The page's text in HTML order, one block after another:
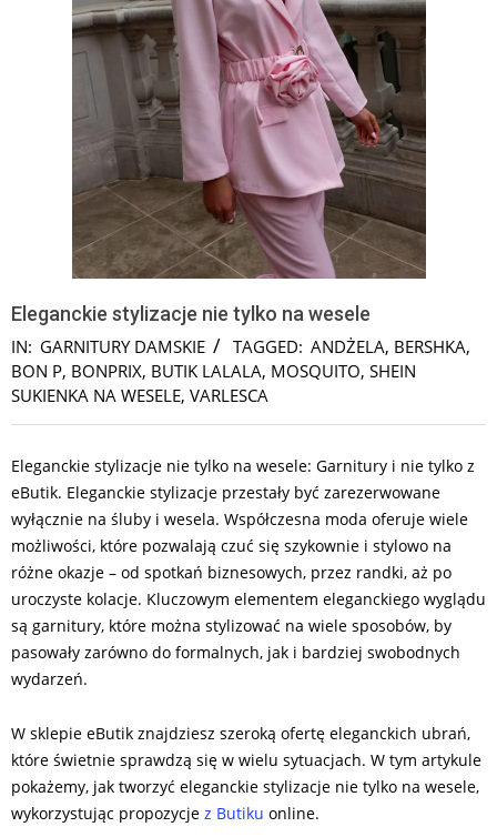
Eleganckie stylizacje nie tylko na wesele
IN: GARNITURY DAMSKIE TAGGED: ANDŻELA, BERSHKA,
BON P, BONPRIX, BUTIK LALALA, MOSQUITO, SHEIN
SUKIENKA NA WESELE, VARLESCA
Eleganckie stylizacje nie tylko na wesele: Garnitury i nie tylko z
eButik. Eleganckie stylizacje przestały być zarezerwowane
wyłącznie na śluby i wesela. Współczesna moda oferuje wiele
możliwości, które pozwalają czuć się szykownie i stylowo na
różne okazje – od spotkań biznesowych, przez randki, aż po
uroczyste kolacje. Kluczowym elementem eleganckiego wyglądu
są garnitury, które można stylizować na wiele sposobów, by
pasowały zarówno do formalnych, jak i bardziej swobodnych
wydarzeń.
W sklepie eButik znajdziesz szeroką ofertę eleganckich ubrań,
które świetnie sprawdzą się w wielu sytuacjach. W tym artykule
pokażemy, jak tworzyć eleganckie stylizacje nie tylko na wesele,
wykorzystując propozycje z Butiku online.